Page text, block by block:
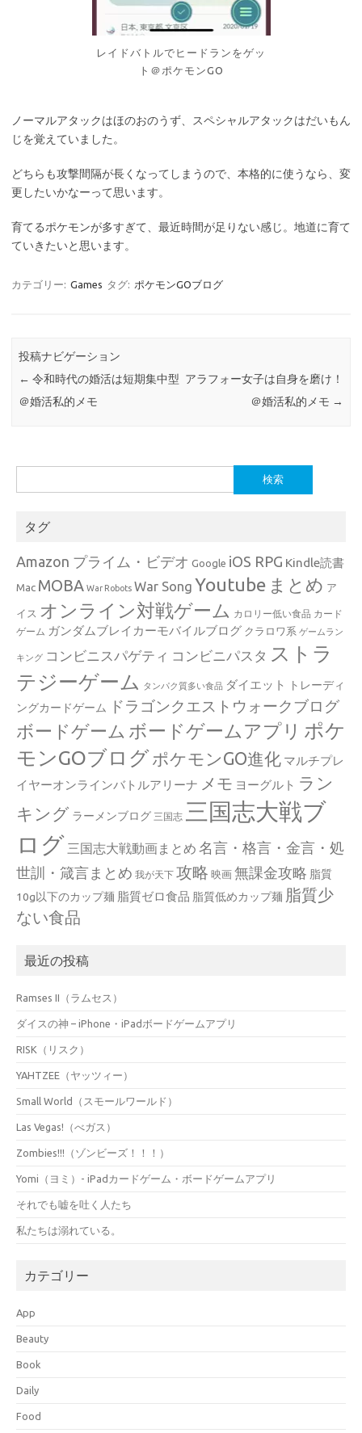
レイドバトルでヒードランをゲッ
ト＠ポケモンGO
ノーマルアタックはほのおのうず、スペシャルアタックはだいもん
じを覚えていました。
どちらも攻撃間隔が長くなってしまうので、本格的に使うなら、変
更したいかなーって思います。
育てるポケモンが多すぎて、最近時間が足りない感じ。地道に育て
ていきたいと思います。
カテゴリー: Games タグ: ポケモンGOブログ
投稿ナビゲーション
← 令和時代の婚活は短期集中型
＠婚活私的メモ
アラフォー女子は自身を磨け！
＠婚活私的メモ →
索:
タグ
Amazon プライム・ビデオ Google iOS RPG Kindle読書
Mac MOBA War Robots War Song Youtube まとめ ア
イス オンライン対戦ゲーム カロリー低い食品 カード
ゲーム ガンダムブレイカーモバイルブログ クラロワ系 ゲームラン
キング コンビニスパゲティ コンビニパスタ ストラ
テジーゲーム
タンパク質多い食品 ダイエット
トレーディ
ングカードゲーム
ドラゴンクエストウォークブログ
ボードゲーム ボードゲームアプリ ポケ
モンGOブログ ポケモンGO進化 マルチプレ
イヤーオンラインバトルアリーナ メモ ヨーグルト ラン
キング ラーメンブログ 三国志 三国志大戦ブ
ログ 三国志大戦動画まとめ 名言・格言・金言・処
世訓・箴言まとめ 我が天下 攻略 映画 無課金攻略 脂質
10g以下のカップ麺 脂質ゼロ食品 脂質低めカップ麺 脂質少
ない食品
最近の投稿
Ramses II（ラムセス）
ダイスの神 – iPhone・iPadボードゲームアプリ
RISK（リスク）
YAHTZEE（ヤッツィー）
Small World（スモールワールド）
Las Vegas!（べガス）
Zombies!!!（ゾンビーズ！！！）
Yomi（ヨミ）- iPadカードゲーム・ボードゲームアプリ
それでも嘘を吐く人たち
私たちは溺れている。
カテゴリー
App
Beauty
Book
Daily
Food